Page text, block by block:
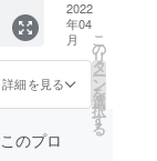
31)、
金・
土・祝
前日は
利用不
いただ
きます
（先着
順）。
※ご予約
セリポ
リシー
年4月か
ら2023
年3月31
日】ま
でにな
ご予約
は21年3
く、
金・
土・祝
前日の
ご利用
元の素
材をふ
◆オー
ルイン
クルー
シブ付
き
ル型グ
ランピ
ランピ
ングリ
ゾート
１泊２
日宿泊
券（ペ
ア）】
●オリジ
ナルモ
2022
年04
月
詳細を見る
こ
の
リ
タ
ー
ン
を
選
択
す
る
このプロ